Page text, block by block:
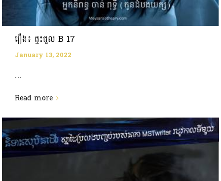
រឿង៖ ផ្ទះជួល B 17
January 13, 2022
...
Read more